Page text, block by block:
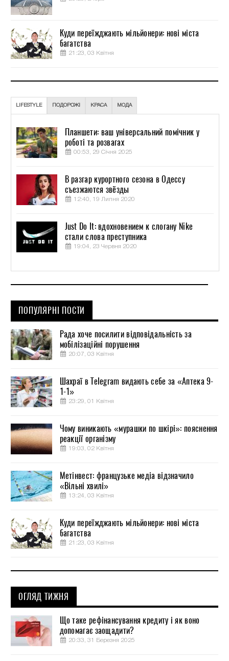
Куди переїжджають мільйонери: нові міста
багатства
21:23, 03 Квітня
LIFESTYLE ПОДОРОЖІ КРАСА МОДА
Планшети: ваш універсальний помічник у
роботі та розвагах
00:53, 29 Січня 2025
В разгар курортного сезона в Одессу
съезжаются звёзды
12:40, 19 Липня 2020
Just Do It: вдохновением к слогану Nike
стали слова преступника
19:04, 23 Червня 2020
ПОПУЛЯРНІ ПОСТИ
Рада хоче посилити відповідальність за
мобілізаційні порушення
20:07, 03 Квітня
Шахраї в Telegram видають себе за «Аптека 9-
1-1»
23:29, 01 Квітня
Чому виникають «мурашки по шкірі»: пояснення
реакції організму
19:03, 02 Квітня
Метінвест: французьке медіа відзначило
«Вільні хвилі»
13:24, 03 Квітня
Куди переїжджають мільйонери: нові міста
багатства
21:23, 03 Квітня
ОГЛЯД ТИЖНЯ
Що таке рефінансування кредиту і як воно
допомагає заощадити?
20:33, 31 Березня 2025